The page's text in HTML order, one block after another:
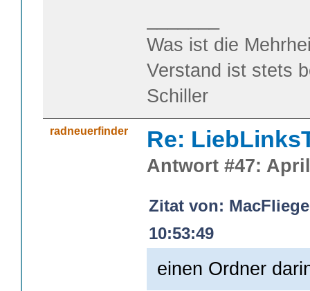
Was ist die
Verstand ist stets
Schiller
radneuerfinder Re:
Antwort #47:
Zitat von:
10:53:49
einen Ordner